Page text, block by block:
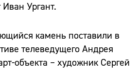
Иван Ургант.
камень поставили в
телеведущего Андрея
объекта – художник Сергей